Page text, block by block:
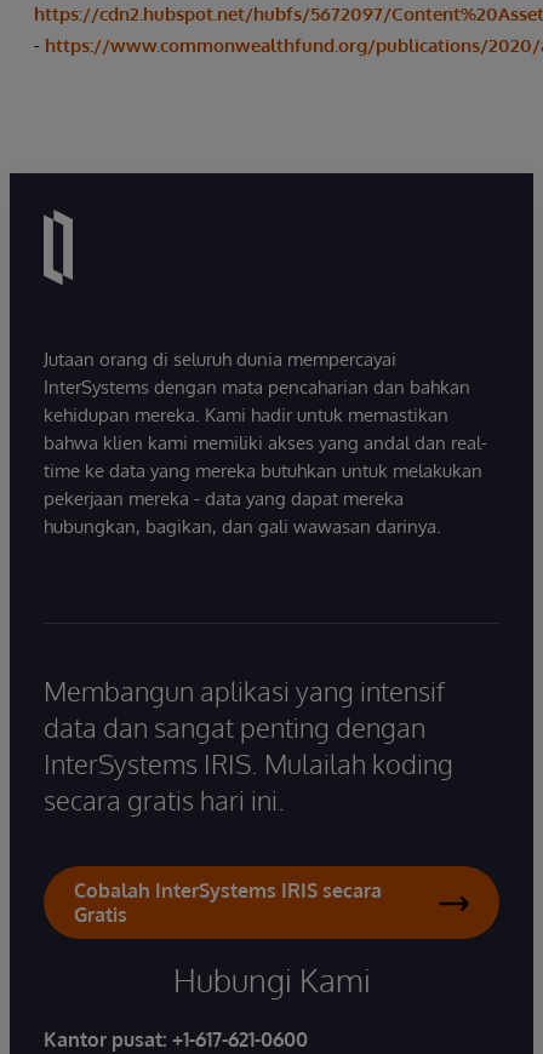
https://cdn2.hubspot.net/hubfs/5672097/
- https://www.commonwealthfund.org/publications/
Jutaan orang di seluruh dunia mempercayai
InterSystems dengan mata pencaharian dan bahkan
kehidupan mereka. Kami hadir untuk memastikan
bahwa klien kami memiliki akses yang andal dan real-
time ke data yang mereka butuhkan untuk melakukan
pekerjaan mereka - data yang dapat mereka
hubungkan, bagikan, dan gali wawasan darinya.
Membangun aplikasi yang intensif
data dan sangat penting dengan
InterSystems IRIS. Mulailah koding
secara gratis hari ini.
Cobalah InterSystems IRIS secara
Gratis
Hubungi Kami
Kantor pusat: +1-617-621-0600